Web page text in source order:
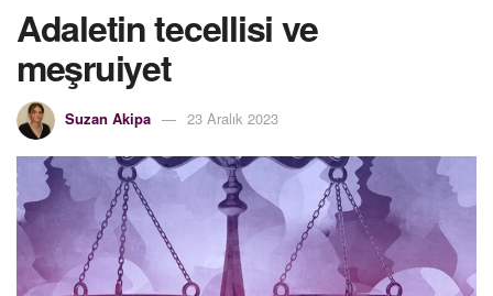
Adaletin tecellisi ve
meşruiyet
Suzan Akipa 23 Aralık 2023